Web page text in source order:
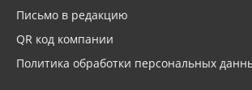
Письмо в редакцию
QR код компании
Политика обработки персональных